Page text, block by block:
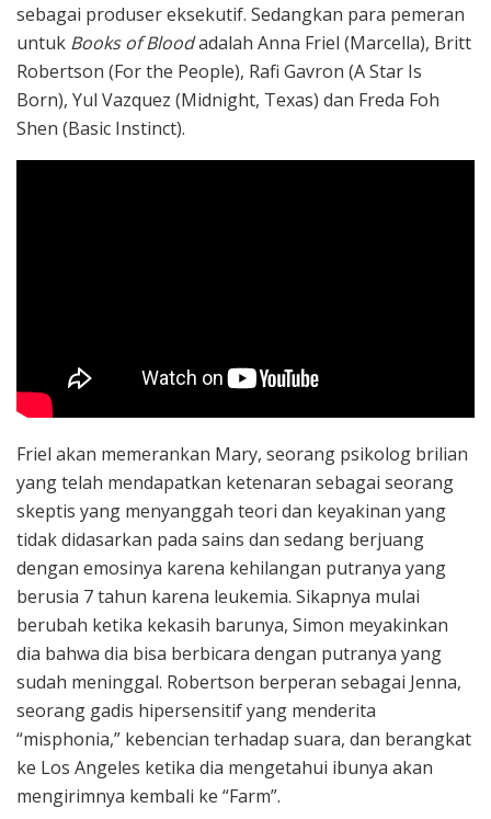
sebagai produser eksekutif. Sedangkan para pemeran
untuk Books of Bloodadalah Anna Friel (Marcella), Britt
Robertson (For the People), Rafi Gavron (A Star Is
Born), Yul Vazquez (Midnight, Texas) dan Freda Foh
Shen (Basic Instinct).
Friel akan memerankan Mary, seorang psikolog brilian
yang telah mendapatkan ketenaran sebagai seorang
skeptis yang menyanggah teori dan keyakinan yang
tidak didasarkan pada sains dan sedang berjuang
dengan emosinya karena kehilangan putranya yang
berusia 7 tahun karena leukemia. Sikapnya mulai
berubah ketika kekasih barunya, Simon meyakinkan
dia bahwa dia bisa berbicara dengan putranya yang
sudah meninggal. Robertson berperan sebagai Jenna,
seorang gadis hipersensitif yang menderita
“misphonia,” kebencian terhadap suara, dan berangkat
ke Los Angeles ketika dia mengetahui ibunya akan
mengirimnya kembali ke “Farm”.